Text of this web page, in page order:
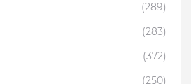
(289)
(283)
(372)
(250)